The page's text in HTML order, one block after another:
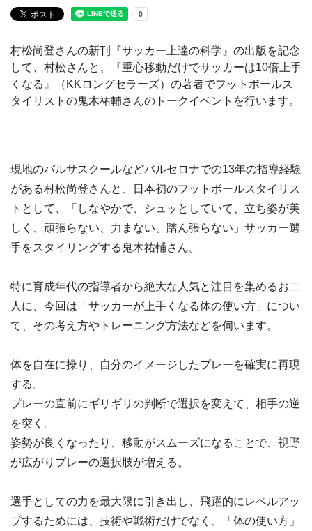
村松尚登さんの新刊『サッカー上達の科学』の出版を記念
して、村松さんと、『重心移動だけでサッカーは10倍上手
くなる』（KKロングセラーズ）の著者でフットボールス
タイリストの鬼木祐輔さんのトークイベントを行います。
現地のバルサスクールなどバルセロナでの13年の指導経験
がある村松尚登さんと、日本初のフットボールスタイリス
トとして、「しなやかで、シュッとしていて、立ち姿が美
しく、頑張らない、力まない、踏ん張らない」サッカー選
手をスタイリングする鬼木祐輔さん。
特に育成年代の指導者から絶大な人気と注目を集めるお二
人に、今回は「サッカーが上手くなる体の使い方」につい
て、その考え方やトレーニング方法などを伺います。
体を自在に操り、自分のイメージしたプレーを確実に再現
する。
プレーの直前にギリギリの判断で選択を変えて、相手の逆
を突く。
姿勢が良くなったり、移動がスムーズになることで、視野
が広がりプレーの選択肢が増える。
選手としての力を最大限に引き出し、飛躍的にレベルアッ
プするためには、技術や戦術だけでなく、「体の使い方」